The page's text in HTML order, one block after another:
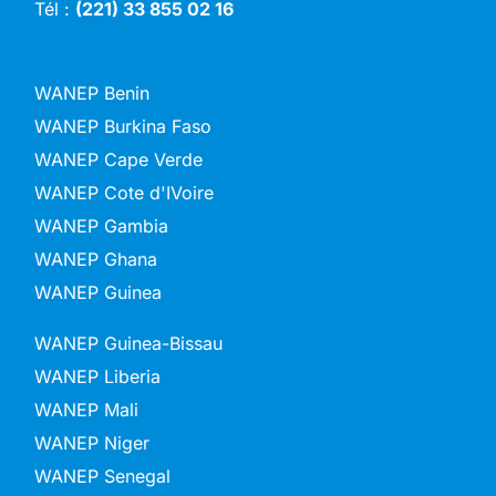
Tél : (221) 33 855 02 16
WANEP Benin
WANEP Burkina Faso
WANEP Cape Verde
WANEP Cote d'IVoire
WANEP Gambia
WANEP Ghana
WANEP Guinea
WANEP Guinea-Bissau
WANEP Liberia
WANEP Mali
WANEP Niger
WANEP Senegal